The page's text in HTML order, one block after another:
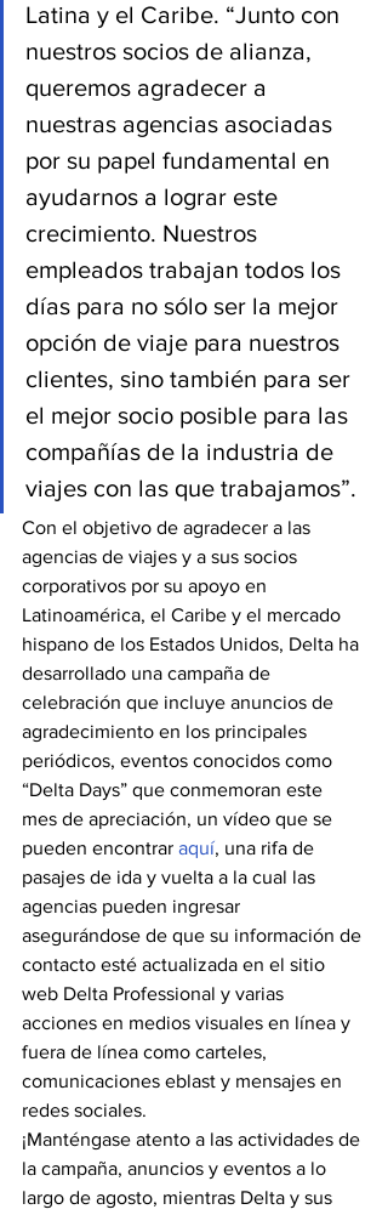
Latina y el Caribe. “Junto con
nuestros socios de alianza,
queremos agradecer a
nuestras agencias asociadas
por su papel fundamental en
ayudarnos a lograr este
crecimiento. Nuestros
empleados trabajan todos los
días para no sólo ser la mejor
opción de viaje para nuestros
clientes, sino también para ser
el mejor socio posible para las
compañías de la industria de
viajes con las que trabajamos”.
Con el objetivo de agradecer a las
agencias de viajes y a sus socios
corporativos por su apoyo en
Latinoamérica, el Caribe y el mercado
hispano de los Estados Unidos, Delta ha
desarrollado una campaña de
celebración que incluye anuncios de
agradecimiento en los principales
periódicos, eventos conocidos como
“Delta Days” que conmemoran este
mes de apreciación, un vídeo que se
pueden encontrar aquí, una rifa de
pasajes de ida y vuelta a la cual las
agencias pueden ingresar
asegurándose de que su información de
contacto esté actualizada en el sitio
web Delta Professional y varias
acciones en medios visuales en línea y
fuera de línea como carteles,
comunicaciones eblast y mensajes en
redes sociales.
¡Manténgase atento a las actividades de
la campaña, anuncios y eventos a lo
largo de agosto, mientras Delta y sus